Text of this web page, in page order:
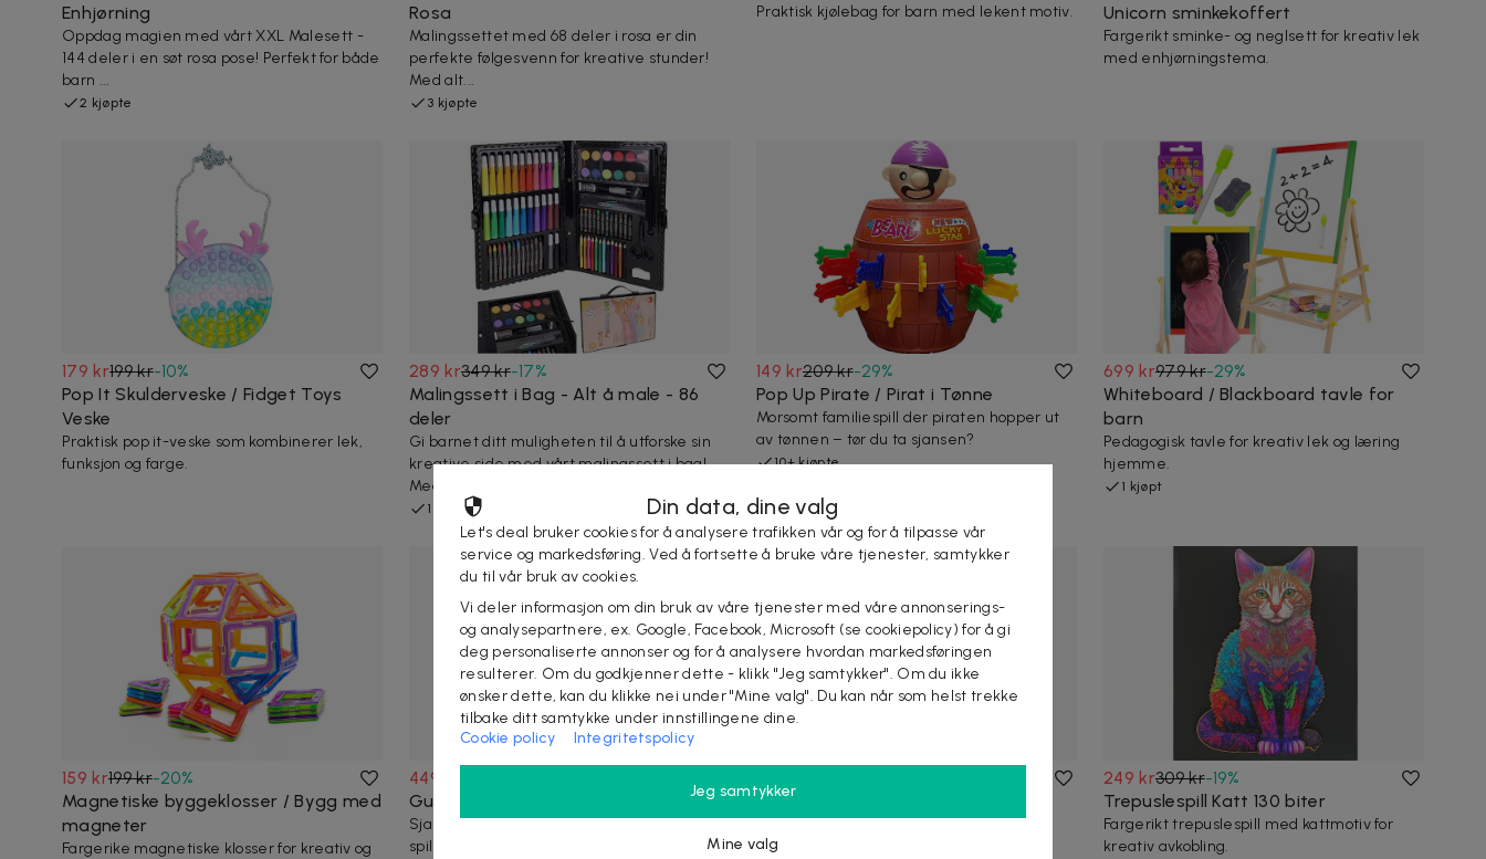
Enhjørning
Oppdag magien med vårt XXL Malesett -
144 deler i en søt rosa pose! Perfekt for både
barn ...
2 kjøpte
Rosa
Malingssettet med 68 deler i rosa er din
perfekte følgesvenn for kreative stunder!
Med alt...
3 kjøpte
Praktisk kjølebag for barn med lekent motiv.
Unicorn sminkekoffert
Fargerikt sminke- og neglsett for kreativ lek
med enhjørningstema.
179 kr199 kr-10%
Pop It Skulderveske / Fidget Toys
Veske
Praktisk pop it-veske som kombinerer lek,
funksjon og farge.
289 kr349 kr-17%
Malingssett i Bag - Alt å male - 86
deler
Gi barnet ditt muligheten til å utforske sin
kreative side med vårt malingssett i bag!
Med...
1 kjøpt
149 kr209 kr-29%
Pop Up Pirate / Pirat i Tønne
Morsomt familiespill der piraten hopper ut
av tønnen – tør du ta sjansen?
10+ kjøpte
699 kr979 kr-29%
Whiteboard / Blackboard tavle for
barn
Pedagogisk tavle for kreativ lek og læring
hjemme.
1 kjøpt
159 kr199 kr-20%
Magnetiske byggeklosser / Bygg med
magneter
Fargerike magnetiske klosser for kreativ og
449 kr
Gubben i esken / Jack in the Box
Sjarmerende klassisk titt-te-i-leketøy som
spiller musikk.
Kjøkkenleker 13-deler / Kjøkkensett
for barn
Klassisk kjøkkensett med redskaper og
249 kr309 kr-19%
Trepuslespill Katt 130 biter
Fargerikt trepuslespill med kattmotiv for
kreativ avkobling.
Din data, dine valg
Let's deal bruker cookies for å analysere trafikken vår og for å tilpasse vår
service og markedsføring. Ved å fortsette å bruke våre tjenester, samtykker
du til vår bruk av cookies.
Vi deler informasjon om din bruk av våre tjenester med våre annonserings-
og analysepartnere, ex. Google, Facebook, Microsoft (se cookiepolicy) for å gi
deg personaliserte annonser og for å analysere hvordan markedsføringen
resulterer. Om du godkjenner dette - klikk "Jeg samtykker". Om du ikke
ønsker dette, kan du klikke nei under "Mine valg". Du kan når som helst trekke
tilbake ditt samtykke under innstillingene dine.
Cookie policy
Integritetspolicy
Jeg samtykker
Mine valg